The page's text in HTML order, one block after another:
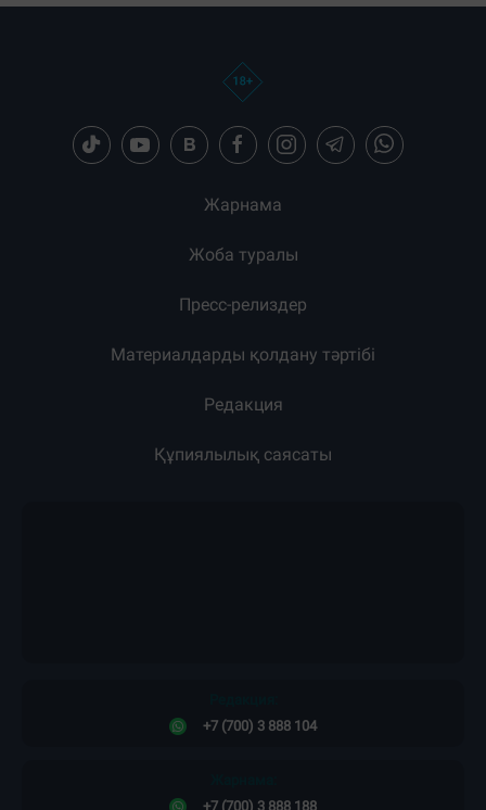
Жарнама
Жоба туралы
Пресс-релиздер
Материалдарды қолдану тәртібі
Редакция
Құпиялылық саясаты
+7 (700) 3 888 104
+7 (700) 3 888 188